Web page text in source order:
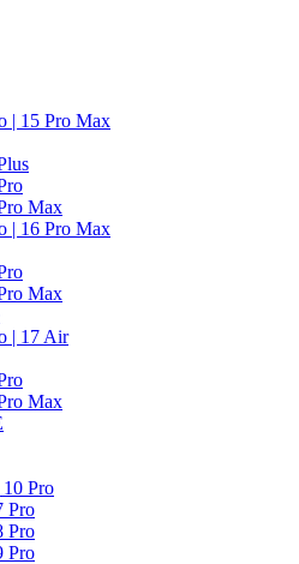
| 15 Pro Max
Max
| 16 Pro Max
Max
| 17 Air
Max
Pro
Pro
Pro
Pro